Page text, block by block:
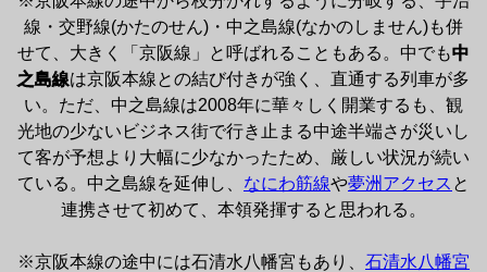
線・交野線(かたのせん)・中之島線(なかのしません)も併
せて、大きく「京阪線」と呼ばれることもある。中でも中
之島線は京阪本線との結び付きが強く、直通する列車が多
い。ただ、中之島線は2008年に華々しく開業するも、観
光地の少ないビジネス街で行き止まる中途半端さが災いし
て客が予想より大幅に少なかったため、厳しい状況が続い
ている。中之島線を延伸し、 なにわ筋線や夢洲アクセス と
連携させて初めて、本領発揮すると思われる。
※京阪本線の途中には石清水八幡宮もあり、 石清水八幡宮